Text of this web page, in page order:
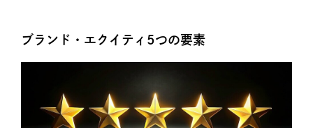
ブランド・エクイティ5つの要素